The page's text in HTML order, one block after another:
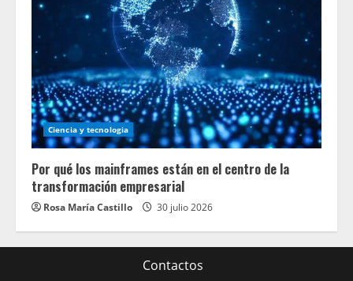
Ciencia y tecnologia
Por qué los mainframes están en el centro de la
transformación empresarial
Rosa María Castillo 30 julio 2026
Contactos